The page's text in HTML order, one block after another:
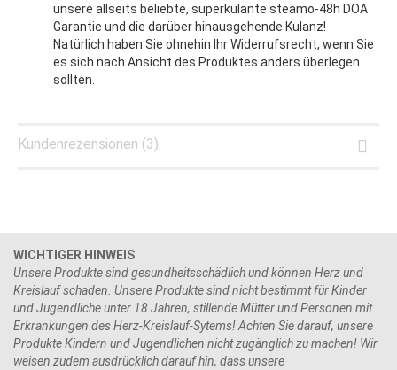
unsere allseits beliebte, superkulante steamo-48h DOA
Garantie und die darüber hinausgehende Kulanz!
Natürlich haben Sie ohnehin Ihr Widerrufsrecht, wenn Sie
es sich nach Ansicht des Produktes anders überlegen
sollten.
Kundenrezensionen (3)
WICHTIGER HINWEIS
Unsere Produkte sind gesundheitsschädlich und können Herz und
Kreislauf schaden. Unsere Produkte sind nicht bestimmt für Kinder
und Jugendliche unter 18 Jahren, stillende Mütter und Personen mit
Erkrankungen des Herz-Kreislauf-Sytems! Achten Sie darauf, unsere
Produkte Kindern und Jugendlichen nicht zugänglich zu machen! Wir
weisen zudem ausdrücklich darauf hin, dass unsere